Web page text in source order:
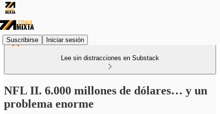
Suscribirse Iniciar sesión
Lee sin distracciones en Substack
NFL II. 6.000 millones de dólares… y un
problema enorme